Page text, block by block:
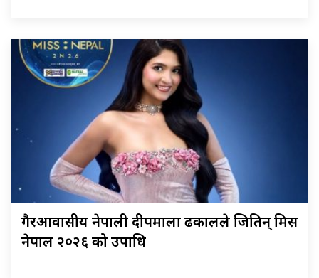
गैरआवासीय नेपाली दीपमाला ढकालले जितिन् मिस
नेपाल २०२६ को उपाधि